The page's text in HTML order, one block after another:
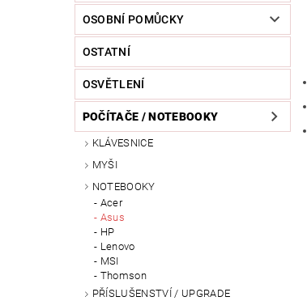
OSOBNÍ POMŮCKY
OSTATNÍ
OSVĚTLENÍ
POČÍTAČE / NOTEBOOKY
KLÁVESNICE
MYŠI
NOTEBOOKY
Acer
Asus
HP
Lenovo
MSI
Thomson
PŘÍSLUŠENSTVÍ / UPGRADE